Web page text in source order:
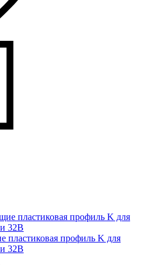
пластиковая профиль K для
32B